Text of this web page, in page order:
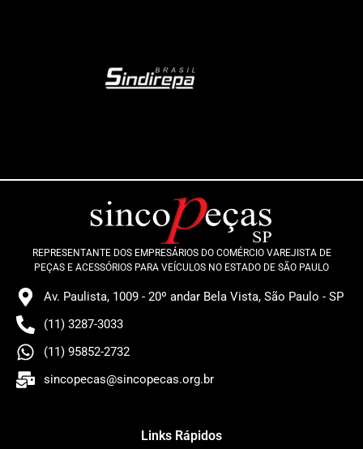
REPRESENTANTE DOS EMPRESÁRIOS DO COMÉRCIO VAREJISTA DE
PEÇAS E ACESSÓRIOS PARA VEÍCULOS NO ESTADO DE SÃO PAULO
Av. Paulista, 1009 - 20º andar Bela Vista, São Paulo - SP
(11) 3287-3033
(11) 95852-2732
sincopecas@sincopecas.org.br
Links Rápidos